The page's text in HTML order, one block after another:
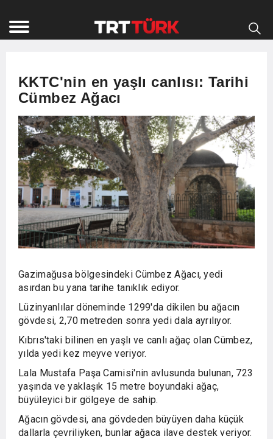
KKTC'nin en yaşlı canlısı: Tarihi
Cümbez Ağacı
Gazimağusa bölgesindeki Cümbez Ağacı, yedi
asırdan bu yana tarihe tanıklık ediyor.
Lüzinyanlılar döneminde 1299'da dikilen bu ağacın
gövdesi, 2,70 metreden sonra yedi dala ayrılıyor.
Kıbrıs'taki bilinen en yaşlı ve canlı ağaç olan Cümbez,
yılda yedi kez meyve veriyor.
Lala Mustafa Paşa Camisi'nin avlusunda bulunan, 723
yaşında ve yaklaşık 15 metre boyundaki ağaç,
büyüleyici bir gölgeye de sahip.
Ağacın gövdesi, ana gövdeden büyüyen daha küçük
dallarla çevriliyken, bunlar ağaca ilave destek veriyor.